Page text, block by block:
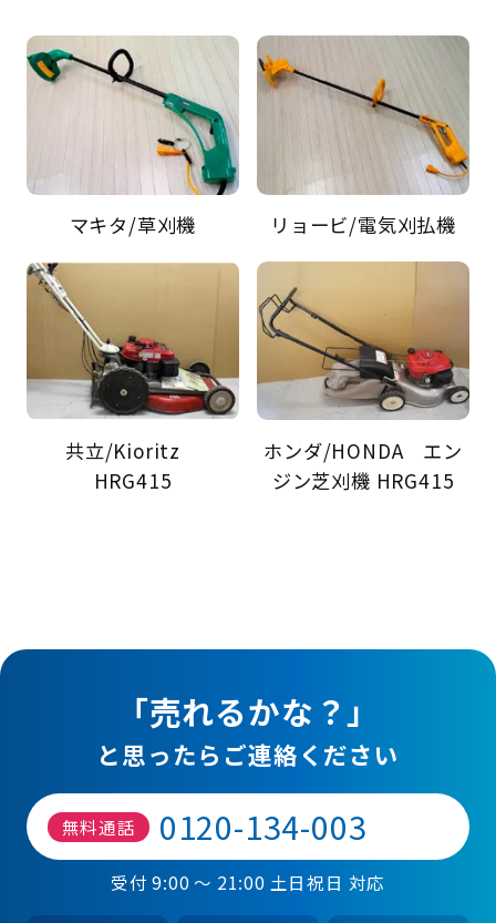
マキタ/草刈機 リョービ/電気刈払機
共立/Kioritz
HRG415
ホンダ/HONDA エン
ジン芝刈機 HRG415
「売れるかな？」
と思ったらご連絡ください
無料通話 0120-134-003
受付 9:00 ～ 21:00 土日祝日 対応